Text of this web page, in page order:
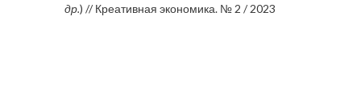
др.) // Креативная экономика. № 2 / 2023